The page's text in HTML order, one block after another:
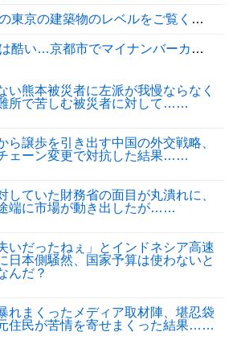
の建築物のレベルをご覧ください・・・」
ナンバーカードを持たない29万人がポイント給付事業から排除された」
オンの売り場で唐揚げを食う中国人の子供
相互RSS
い熊本被災者に左派が我慢ならなく
所で苦しむ被災者に対して……
ら譲歩を引き出す中国の外交戦略、
ェーン変更で対抗した結果……
していた財務省の面目が丸潰れに、
端に市場が動き出したが……
いだったねぇ」とインドネシア高速
日本側騒然、国家予算は使わないと
んだ？
れまくったメディア取材陣、堪忍袋
住民が苦情を寄せまくった結果……